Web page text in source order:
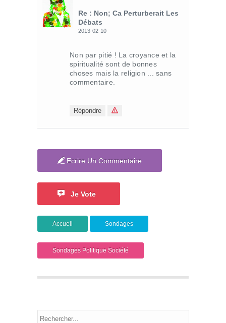
Re : Non; Ca Perturberait Les
Débats
2013-02-10
Non par pitié ! La croyance et la
spiritualité sont de bonnes
choses mais la religion ... sans
commentaire.
Répondre
Ecrire Un Commentaire
Je Vote
Accueil Sondages
Sondages Politique Société